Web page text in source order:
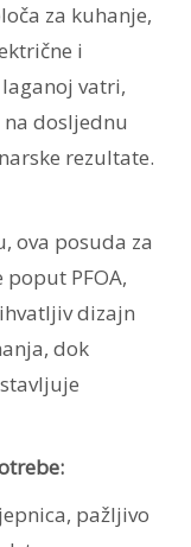
za kuhanje,
i
vatri,
dosljednu
rezultate.
ova posuda za
PFOA,
dizajn
dok
pažljivo